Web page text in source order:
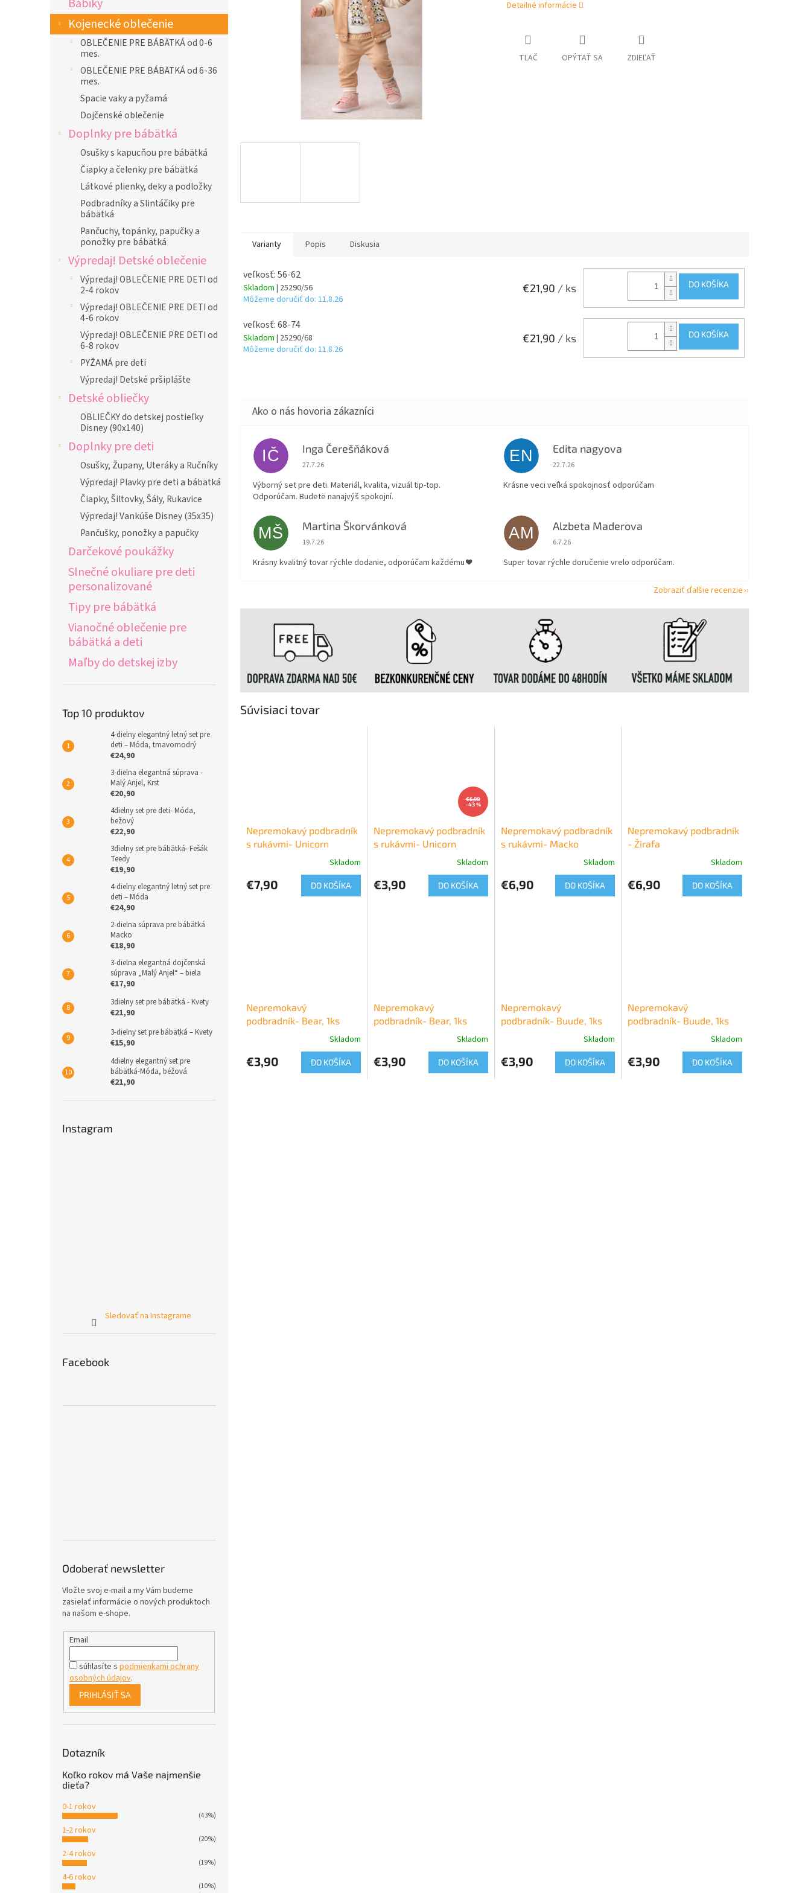
Kojenecké oblečenie
OBLEČENIE PRE BÁBÄTKÁ od 0-6
mes.
OBLEČENIE PRE BÁBÄTKÁ od 6-36
mes.
Spacie vaky a pyžamá
Dojčenské oblečenie
Doplnky pre bábätká
Osušky s kapucňou pre bábätká
Čiapky a čelenky pre bábätká
Látkové plienky, deky a podložky
Podbradníky a Slintáčiky pre
bábätká
Pančuchy, topánky, papučky a
ponožky pre bábätká
Výpredaj! Detské oblečenie
Výpredaj! OBLEČENIE PRE DETI od
2-4 rokov
Výpredaj! OBLEČENIE PRE DETI od
4-6 rokov
Výpredaj! OBLEČENIE PRE DETI od
6-8 rokov
PYŽAMÁ pre deti
Výpredaj! Detské pršiplášte
Detské obliečky
OBLIEČKY do detskej postieľky
Disney (90x140)
Doplnky pre deti
Osušky, Župany, Uteráky a Ručníky
Výpredaj! Plavky pre deti a bábätká
Čiapky, Šiltovky, Šály, Rukavice
Výpredaj! Vankúše Disney (35x35)
Pančušky, ponožky a papučky
Darčekové poukážky
Slnečné okuliare pre deti
personalizované
Tipy pre bábätká
Vianočné oblečenie pre
bábätká a deti
Maľby do detskej izby
Top 10 produktov
4-dielny elegantný letný set pre
deti – Móda, tmavomodrý
€24,90
3-dielna elegantná súprava -
Malý Anjel, Krst
€20,90
4dielny set pre deti- Móda,
bežový
€22,90
3dielny set pre bábätká- Fešák
Teedy
€19,90
4-dielny elegantný letný set pre
deti – Móda
€24,90
2-dielna súprava pre bábätká
Macko
€18,90
3-dielna elegantná dojčenská
súprava „Malý Anjel“ – biela
€17,90
3dielny set pre bábätká - Kvety
€21,90
3-dielny set pre bábätká – Kvety
€15,90
4dielny elegantný set pre
bábätká-Móda, béžová
€21,90
Instagram
Sledovať na Instagrame
Facebook
Odoberať newsletter
Vložte svoj e-mail a my Vám budeme
zasielať informácie o nových produktoch
na našom e-shope.
Email
súhlasíte s podmienkami ochrany
osobných údajov.
PRIHLÁSIŤ SA
Dotazník
Koľko rokov má Vaše najmenšie
dieťa?
0-1 rokov
(43%)
1-2 rokov
(20%)
2-4 rokov
(19%)
4-6 rokov
(10%)
Detailné informácie
TLAČ OPÝTAŤ SA ZDIEĽAŤ
Súvisiaci tovar
Nepremokavý podbradník
s rukávmi- Unicorn
Skladom
€7,90 DO KOŠÍKA
€6,90
–43 %
Nepremokavý podbradník
s rukávmi- Unicorn
Skladom
€3,90 DO KOŠÍKA
Nepremokavý podbradník
s rukávmi- Macko
Skladom
€6,90 DO KOŠÍKA
Nepremokavý podbradník
- Žirafa
Skladom
€6,90 DO KOŠÍKA
Nepremokavý
podbradník- Bear, 1ks
Skladom
€3,90 DO KOŠÍKA
Nepremokavý
podbradník- Bear, 1ks
Skladom
€3,90 DO KOŠÍKA
Nepremokavý
podbradník- Buude, 1ks
Skladom
€3,90 DO KOŠÍKA
Nepremokavý
podbradník- Buude, 1ks
Skladom
€3,90 DO KOŠÍKA
Varianty Popis Diskusia
veľkosť: 56-62
Skladom | 25290/56
Môžeme doručiť do: 11.8.26
€21,90 / ks DO KOŠÍKA
veľkosť: 68-74
Skladom | 25290/68
Môžeme doručiť do: 11.8.26
€21,90 / ks DO KOŠÍKA
IČ Inga Čerešňáková
Hodnotenie obchodu je 5 z 5 hviezdičiek.
27.7.26
Výborný set pre deti. Materiál, kvalita, vizuál tip-top.
Odporúčam. Budete nanajvýš spokojní.
EN Edita nagyova
Hodnotenie obchodu je 5 z 5 hviezdičiek.
22.7.26
Krásne veci veľká spokojnosť odporúčam
MŠ Martina Škorvánková
Hodnotenie obchodu je 5 z 5 hviezdičiek.
19.7.26
Krásny kvalitný tovar rýchle dodanie, odporúčam každému ❤️
AM Alzbeta Maderova
Hodnotenie obchodu je 5 z 5 hviezdičiek.
6.7.26
Super tovar rýchle doručenie vrelo odporúčam.
Zobraziť ďalšie recenzie